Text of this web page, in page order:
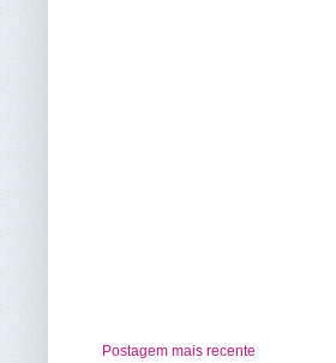
Postagem mais recente